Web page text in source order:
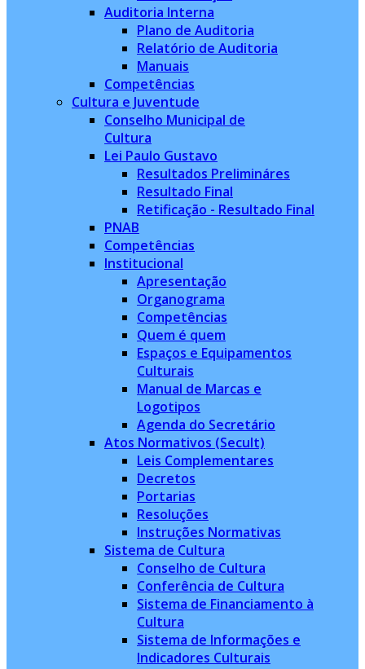
Auditoria Interna
Plano de Auditoria
Relatório de Auditoria
Manuais
Competências
Cultura e Juventude
Conselho Municipal de
Cultura
Lei Paulo Gustavo
Resultados Prelimináres
Resultado Final
Retificação - Resultado Final
PNAB
Competências
Institucional
Apresentação
Organograma
Competências
Quem é quem
Espaços e Equipamentos
Culturais
Manual de Marcas e
Logotipos
Agenda do Secretário
Atos Normativos (Secult)
Leis Complementares
Decretos
Portarias
Resoluções
Instruções Normativas
Sistema de Cultura
Conselho de Cultura
Conferência de Cultura
Sistema de Financiamento à
Cultura
Sistema de Informações e
Indicadores Culturais